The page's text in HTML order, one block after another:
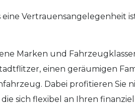
Vertrauensangelegenheit
Marken und
einen geräumigen
Dabei profitieren Sie
sich flexibel an Ihren